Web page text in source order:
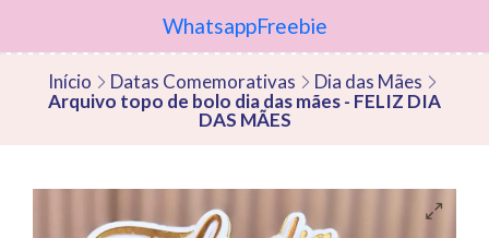
WhatsappFreebie
Início Datas Comemorativas
Dia das Mães
Arquivo topo de bolo dia das mães - FELIZ DIA
DAS MÃES